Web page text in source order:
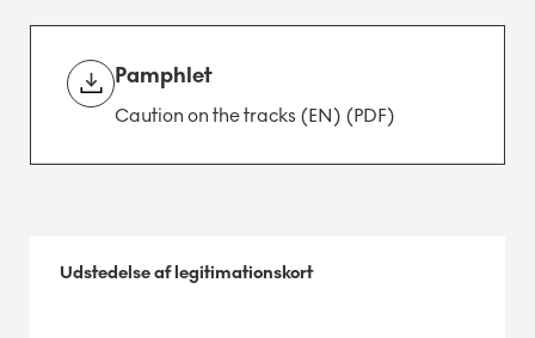
Pamphlet
Caution on the tracks (EN) (PDF)
Udstedelse af legitimationskort